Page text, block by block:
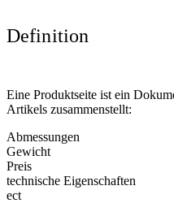
Definition
Eine Produktseite ist ein
Artikels zusammenstellt:
Abmessungen
Gewicht
Preis
technische Eigenschaften
ect